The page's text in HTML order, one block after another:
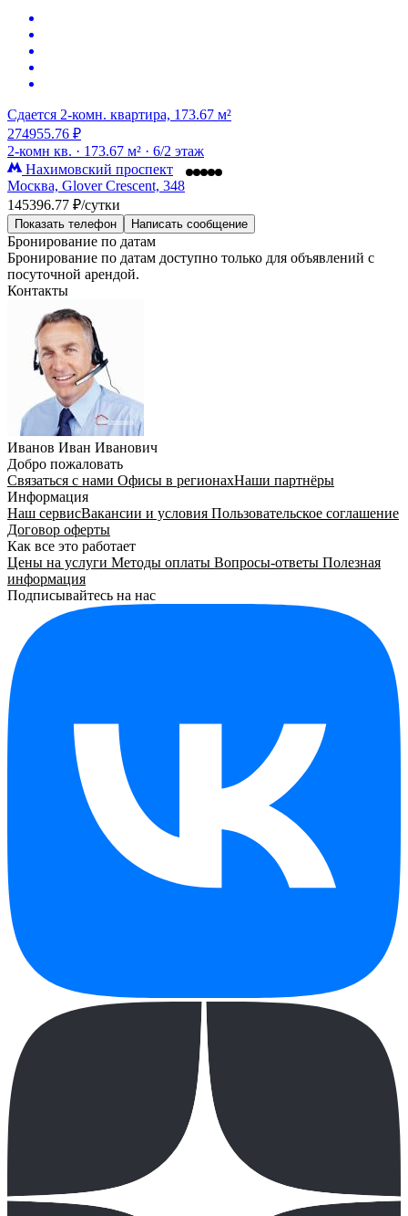
Сдается 2-комн. квартира, 173.67 м²
274955.76 ₽
2-комн кв. · 173.67 м² · 6/2 этаж
Нахимовский проспект
Москва, Glover Crescent, 348
145396.77 ₽/сутки
Показать телефон Написать сообщение
Бронирование по датам
Бронирование по датам доступно только для объявлений с
посуточной арендой.
Контакты
Иванов Иван Иванович
Добро пожаловать
Связаться с нами Офисы в регионахНаши партнёры
Информация
Наш сервисВакансии и условия Пользовательское соглашение
Договор оферты
Как все это работает
Цены на услуги Методы оплаты Вопросы-ответы Полезная
информация
Подписывайтесь на нас